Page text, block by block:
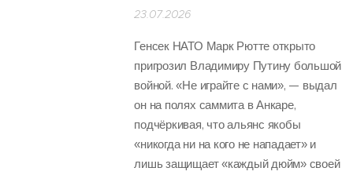
23.07.2026
Генсек НАТО Марк Рютте открыто
пригрозил Владимиру Путину большой
войной. «Не играйте с нами», — выдал
он на полях саммита в Анкаре,
подчёркивая, что альянс якобы
«никогда ни на кого не нападает» и
лишь защищает «каждый дюйм» своей